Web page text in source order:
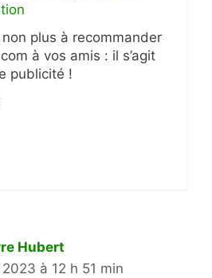
non plus à recommander
à vos amis : il s’agit
publicité !
Hubert
à 12 h 51 min